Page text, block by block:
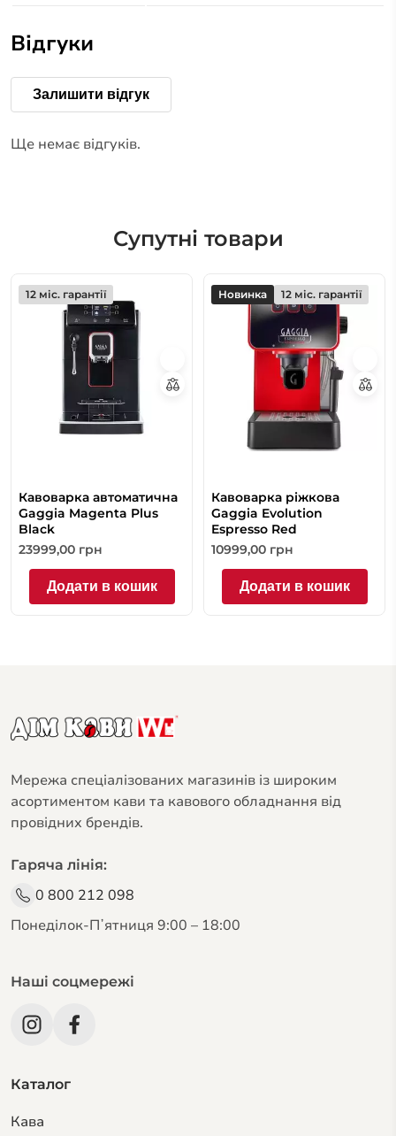
Відгуки
Залишити відгук
Ще немає відгуків.
Супутні товари
12 міс. гарантії
Кавоварка автоматична
Gaggia Magenta Plus
Black
23999,00 грн
Додати в кошик
Новинка 12 міс. гарантії
Кавоварка ріжкова
Gaggia Evolution
Espresso Red
10999,00 грн
Додати в кошик
Мережа спеціалізованих магазинів із широким
асортиментом кави та кавового обладнання від
провідних брендів.
Гаряча лінія:
0 800 212 098
Понеділок-Пʼятниця 9:00 – 18:00
Наші соцмережі
Каталог
Кава